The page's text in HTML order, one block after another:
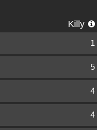
Killy
1
5
4
4